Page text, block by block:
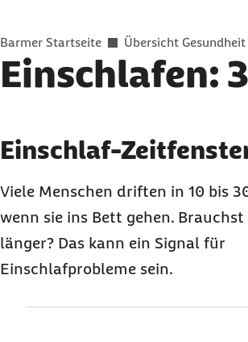
Sie befinden sich hier:
Barmer Startseite Übersicht
Einschlafen:
Karussell mit 3 Elementen
Element 1 von 3
Einschlaf-
Viele Menschen driften in 10 bis
wenn sie ins Bett gehen.
länger? Das kann ein Signal für
Einschlafprobleme sein.